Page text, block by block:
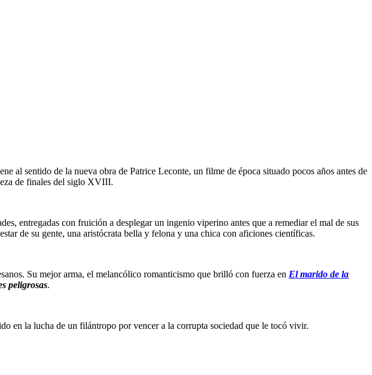
al sentido de la nueva obra de Patrice Leconte, un filme de época situado pocos años antes de
de finales del siglo XVIII.
entregadas con fruición a desplegar un ingenio viperino antes que a remediar el mal de sus
de su gente, una aristócrata bella y felona y una chica con aficiones científicas.
Su mejor arma, el melancólico romanticismo que brilló con fuerza en El marido de la
peligrosas.
en la lucha de un filántropo por vencer a la corrupta sociedad que le tocó vivir.